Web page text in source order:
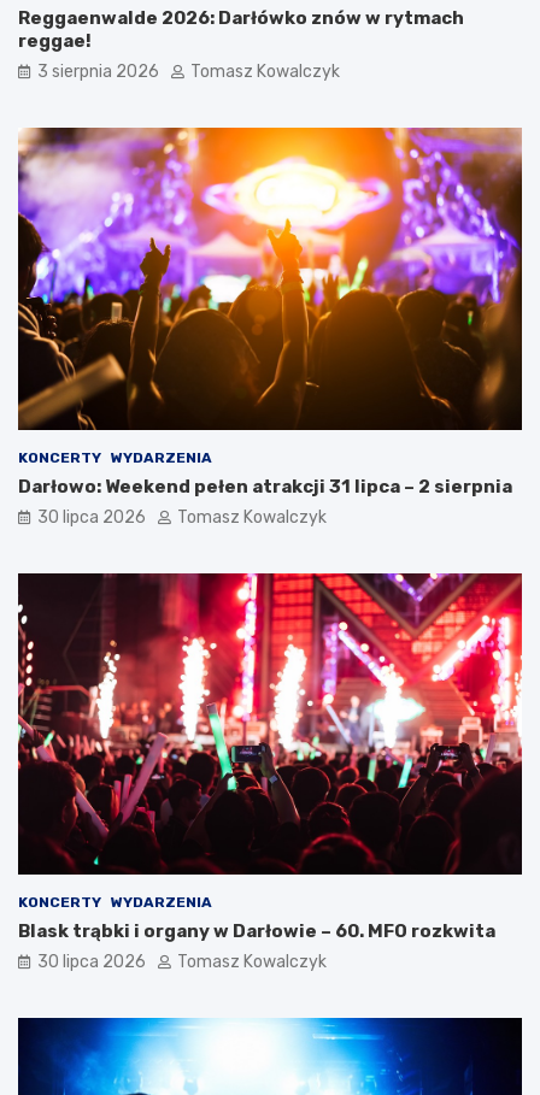
Reggaenwalde 2026: Darłówko znów w rytmach
reggae!
3 sierpnia 2026 Tomasz Kowalczyk
KONCERTY WYDARZENIA
Darłowo: Weekend pełen atrakcji 31 lipca – 2 sierpnia
30 lipca 2026 Tomasz Kowalczyk
KONCERTY WYDARZENIA
Blask trąbki i organy w Darłowie – 60. MFO rozkwita
30 lipca 2026 Tomasz Kowalczyk